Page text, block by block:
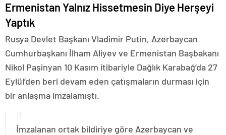
Ermenistan Yalnız Hissetmesin Diye Herşeyi
Yaptık
Rusya Devlet Başkanı Vladimir Putin, Azerbaycan
Cumhurbaşkanı İlham Aliyev ve Ermenistan Başbakanı
Nikol Paşinyan 10 Kasım itibariyle Dağlık Karabağ’da 27
Eylül’den beri devam eden çatışmaların durması için
bir anlaşma imzalamıştı.
İmzalanan ortak bildiriye göre Azerbaycan ve